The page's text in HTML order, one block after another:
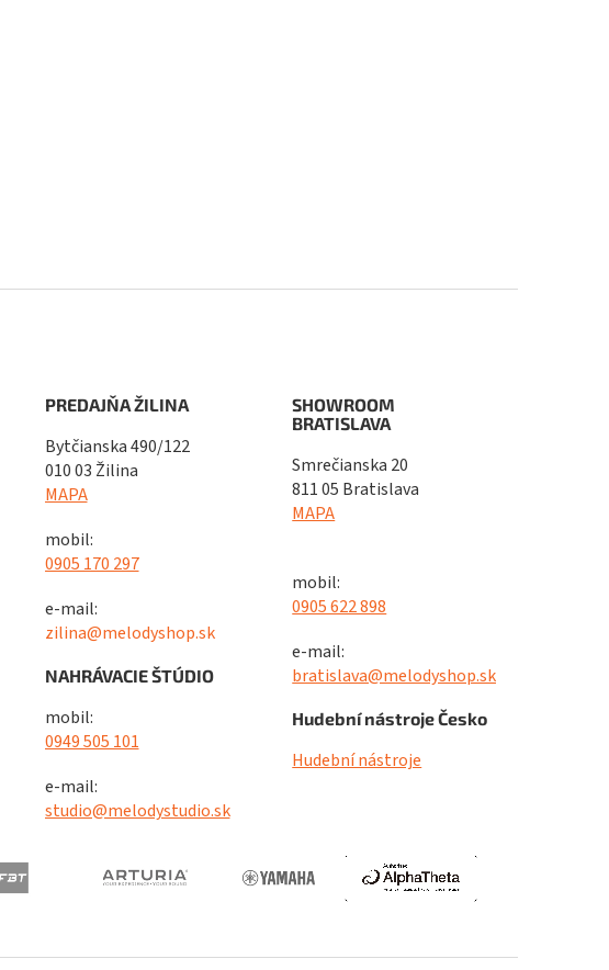
PREDAJŇA ŽILINA
Bytčianska 490/122
010 03 Žilina
MAPA
mobil:
0905 170 297
e-mail:
zilina@melodyshop.sk
NAHRÁVACIE ŠTÚDIO
mobil:
0949 505 101
e-mail:
studio@melodystudio.sk
SHOWROOM
BRATISLAVA
Smrečianska 20
811 05 Bratislava
MAPA
mobil:
0905 622 898
e-mail:
bratislava@melodyshop.sk
Hudební nástroje Česko
Hudební nástroje